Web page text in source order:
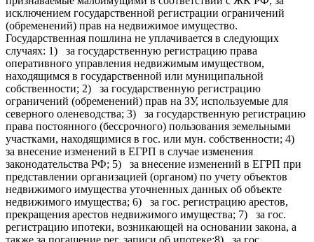
исключением государственной регистрации ограничений
(обременений) прав на недвижимое имущество.
Государственная пошлина не уплачивается в следующих
случаях: 1) за государственную регистрацию права
оперативного управления недвижимым имуществом,
находящимся в государственной или муниципальной
собственности; 2) за государственную регистрацию
ограничений (обременений) прав на ЗУ, используемые для
северного оленеводства; 3) за государственную регистрацию
права постоянного (бессрочного) пользования земельными
участками, находящимися в гос. или мун. собственности; 4)
за внесение изменений в ЕГРП в случае изменения
законодательства РФ; 5) за внесение изменений в ЕГРП при
представлении организацией (органом) по учету объектов
недвижимого имущества уточненных данных об объекте
недвижимого имущества; 6) за гос. регистрацию арестов,
прекращения арестов недвижимого имущества; 7) за гос.
регистрацию ипотеки, возникающей на основании закона, а